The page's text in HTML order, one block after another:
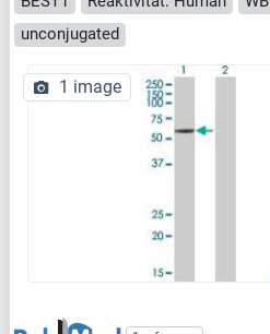
unconjugated
1 image